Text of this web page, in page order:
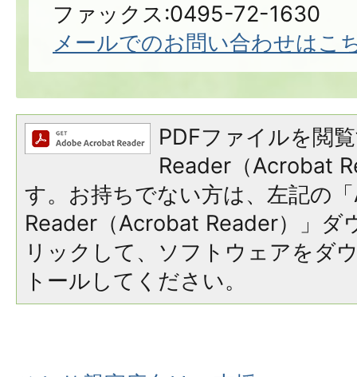
ファックス:0495-72-1630
メールでのお問い合わせはこ
PDFファイルを閲
Reader（Acrobat
す。お持ちでない方は、左記の
Reader（Acrobat Reader）」ダ
リックして、ソフトウェアをダ
トールしてください。